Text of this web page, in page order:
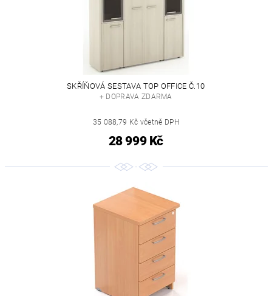
SKŘÍŇOVÁ SESTAVA TOP OFFICE Č.10
+ DOPRAVA ZDARMA
35 088,79 Kč včetně DPH
28 999 Kč